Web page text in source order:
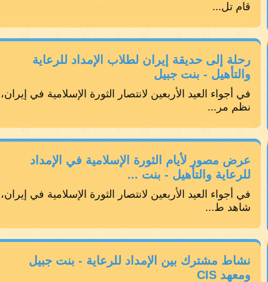
قام تل...
رحلة إلى حديقة إيران لطلاب الإمداد للرعاية
والتأهيل - بنت جبيل
في أجواء العيد الأربعين لانتصار الثورة الإسلامية في إيران،
نظم مر...
عرض مصور لأيام الثورة الإسلامية في الإمداد
للرعاية والتأهيل - بنت ...
في أجواء العيد الأربعين لانتصار الثورة الإسلامية في إيران،
شاهد ط...
نشاط مشترك بين الإمداد للرعاية - بنت جبيل
ومعهد CIS